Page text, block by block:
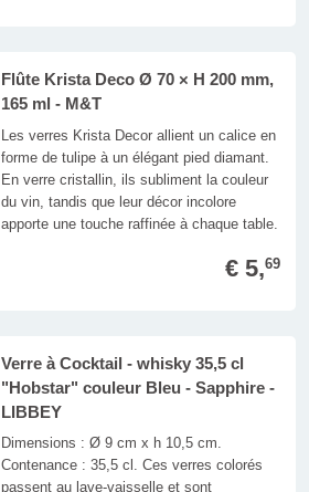
Flûte Krista Deco Ø 70 × H 200 mm,
165 ml - M&T
Les verres Krista Decor allient un calice en
forme de tulipe à un élégant pied diamant.
En verre cristallin, ils subliment la couleur
du vin, tandis que leur décor incolore
apporte une touche raffinée à chaque table.
€ 5,69
Verre à Cocktail - whisky 35,5 cl
"Hobstar" couleur Bleu - Sapphire -
LIBBEY
Dimensions : Ø 9 cm x h 10,5 cm.
Contenance : 35,5 cl. Ces verres colorés
passent au lave-vaisselle et sont